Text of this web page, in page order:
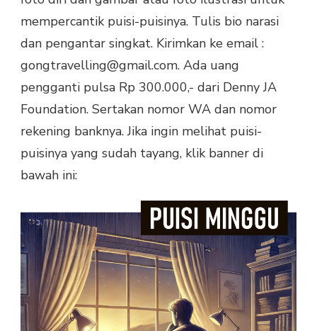
mempercantik puisi-puisinya. Tulis bio narasi
dan pengantar singkat. Kirimkan ke email :
gongtravelling@gmail.com. Ada uang
pengganti pulsa Rp 300.000,- dari Denny JA
Foundation. Sertakan nomor WA dan nomor
rekening banknya. Jika ingin melihat puisi-
puisinya yang sudah tayang, klik banner di
bawah ini: